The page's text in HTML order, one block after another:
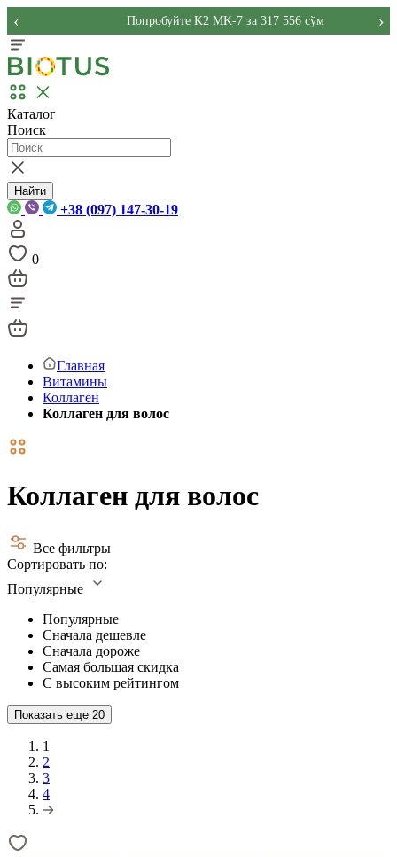
Попробуйте K2 MK-7 за 317 556 сўм
‹ ›
Каталог
Поиск
Найти
+38 (097) 147-30-19
0
Главная
Витамины
Коллаген
Коллаген для волос
Коллаген для волос
Все фильтры
Сортировать по:
Популярные
Популярные
Сначала дешевле
Сначала дороже
Самая большая скидка
С высоким рейтингом
Показать еще 20
1
2
3
4